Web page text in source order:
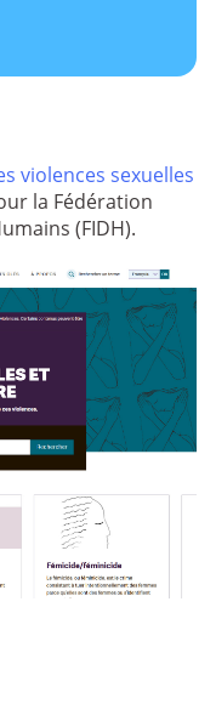
violences sexuelles
la Fédération
(FIDH).